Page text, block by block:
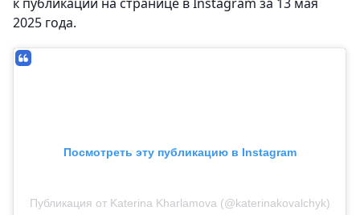
2025 года.
Посмотреть эту публикацию в Instagram
Публикация от Katerina Kharlamova (@katerinakovalchyk)